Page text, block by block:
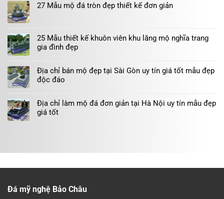
27 Mẫu mộ đá tròn đẹp thiết kế đơn giản
25 Mẫu thiết kế khuôn viên khu lăng mộ nghĩa trang
gia đình đẹp
Địa chỉ bán mộ đẹp tại Sài Gòn uy tín giá tốt mẫu đẹp
độc đáo
Địa chỉ làm mộ đá đơn giản tại Hà Nội uy tín mẫu đẹp
giá tốt
Đá mỹ nghệ Bảo Châu